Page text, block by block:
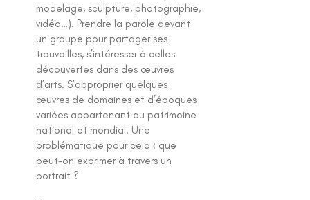
modelage, sculpture, photographie,
vidéo…). Prendre la parole devant
un groupe pour partager ses
trouvailles, s’intéresser à celles
découvertes dans des œuvres
d’arts. S’approprier quelques
œuvres de domaines et d’époques
variées appartenant au patrimoine
national et mondial. Une
problématique pour cela : que
peut-on exprimer à travers un
portrait ?